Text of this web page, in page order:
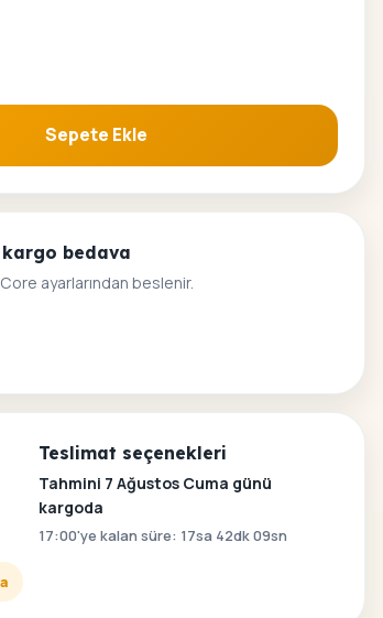
Sepete Ekle
bedava
ayarlarından beslenir.
Teslimat seçenekleri
Tahmini 7 Ağustos Cuma günü
kargoda
17:00'ye kalan süre: 17sa 42dk 08sn